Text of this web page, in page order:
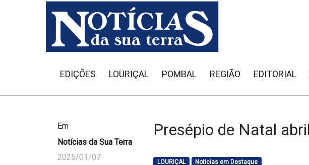
EDIÇÕES LOURIÇAL POMBAL REGIÃO EDITORIAL
Em
Notícias da Sua Terra
2025/01/07
Presépio de Natal
LOURIÇAL Noticias em Destaque